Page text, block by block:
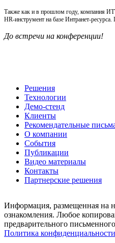
Также как и в прошлом году, компания
HR-инструмент на базе Интранет-
До встречи на конференции!
Решения
Технологии
Демо-стенд
Клиенты
Рекомендательные
О компании
События
Публикации
Видео материалы
Контакты
Партнерские решения
Информация, размещенная на
ознакомления. Любое
предварительного
Политика конфиденциальности